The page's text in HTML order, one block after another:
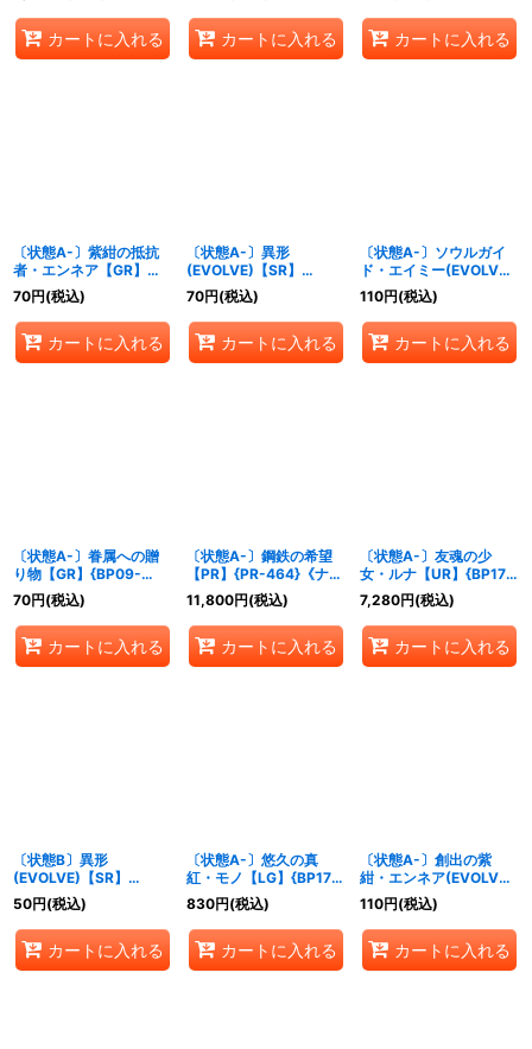
カートに入れる カートに入れる カートに入れる
〔状態A-〕紫紺の抵抗
者・エンネア【GR】
{BP07-072}《ナイトメ
ア》
70円(税込)
カートに入れる
〔状態A-〕異形
(EVOLVE)【SR】
{EBD03-013}《ナイト
メア》
70円(税込)
カートに入れる
〔状態A-〕ソウルガイ
ド・エイミー(EVOLVE)
【SR・プレミアム】
{BP17-P20}《ナイトメ
ア》
110円(税込)
カートに入れる
〔状態A-〕眷属への贈
り物【GR】{BP09-
075}《ナイトメア》
70円(税込)
カートに入れる
〔状態A-〕鋼鉄の希望
【PR】{PR-464}《ナイ
トメア》
11,800円(税込)
カートに入れる
〔状態A-〕友魂の少
女・ルナ【UR】{BP17-
U07}《ナイトメア》
7,280円(税込)
カートに入れる
〔状態B〕異形
(EVOLVE)【SR】
{BP11-077}《ナイトメ
ア》
50円(税込)
カートに入れる
〔状態A-〕悠久の真
紅・モノ【LG】{BP17-
076}《ナイトメア》
830円(税込)
カートに入れる
〔状態A-〕創出の紫
紺・エンネア(EVOLVE)
【GR】{BP17-078}《ナ
イトメア》
110円(税込)
カートに入れる